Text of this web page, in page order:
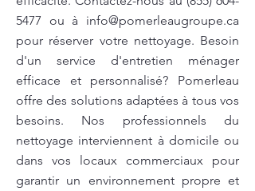
5477 ou à info@pomerleaugroupe.ca
pour réserver votre nettoyage. Besoin
d'un service d'entretien ménager
efficace et personnalisé? Pomerleau
offre des solutions adaptées à tous vos
besoins. Nos professionnels du
nettoyage interviennent à domicile ou
dans vos locaux commerciaux pour
garantir un environnement propre et